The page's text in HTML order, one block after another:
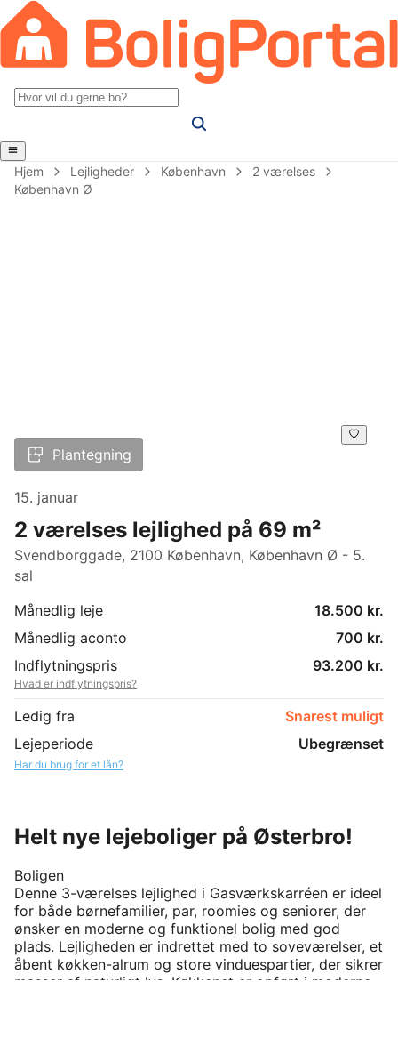
Hjem Lejligheder København
2 værelses
København Ø
Plantegning
15. januar
2 værelses lejlighed på 69 m²
Svendborggade, 2100 København, København Ø - 5.
sal
Månedlig leje
18.500 kr.
Månedlig aconto
700 kr.
Indflytningspris
93.200 kr.
Hvad er indflytningspris?
Ledig fra
Snarest muligt
Lejeperiode
Ubegrænset
Har du brug for et lån?
Helt nye lejeboliger på Østerbro!
Boligen
Denne 3-værelses lejlighed i Gasværkskarréen er ideel
for både børnefamilier, par, roomies og seniorer, der
ønsker en moderne og funktionel bolig med god
plads. Lejligheden er indrettet med to soveværelser, et
åbent køkken-alrum og store vinduespartier, der sikrer
masser af naturligt lys. Køkkenet er opført i moderne